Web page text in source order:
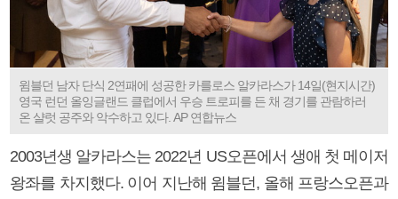
윔블던 남자 단식 2연패에 성공한 카를로스 알카라스가 14일(현지시간)
영국 런던 올잉글랜드 클럽에서 우승 트로피를 든 채 경기를 관람하러
온 샬럿 공주와 악수하고 있다. AP 연합뉴스
2003년생 알카라스는 2022년 US오픈에서 생애 첫 메이저
왕좌를 차지했다. 이어 지난해 윔블던, 올해 프랑스오픈과